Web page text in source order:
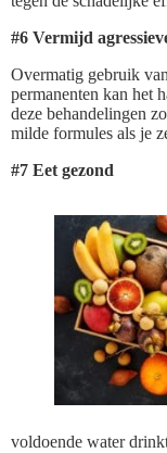
#6 Vermijd
Overmatig gebruik
permanenten kan het
deze behandelingen
milde formules als je
#7 Eet gezond
voldoende water